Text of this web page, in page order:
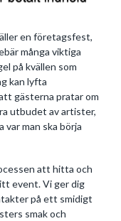
en företagsfest,
många viktiga
på kvällen som
kan lyfta
gästerna pratar om
utbudet av artister,
man ska börja
att hitta och
event. Vi ger dig
på ett smidigt
smak och